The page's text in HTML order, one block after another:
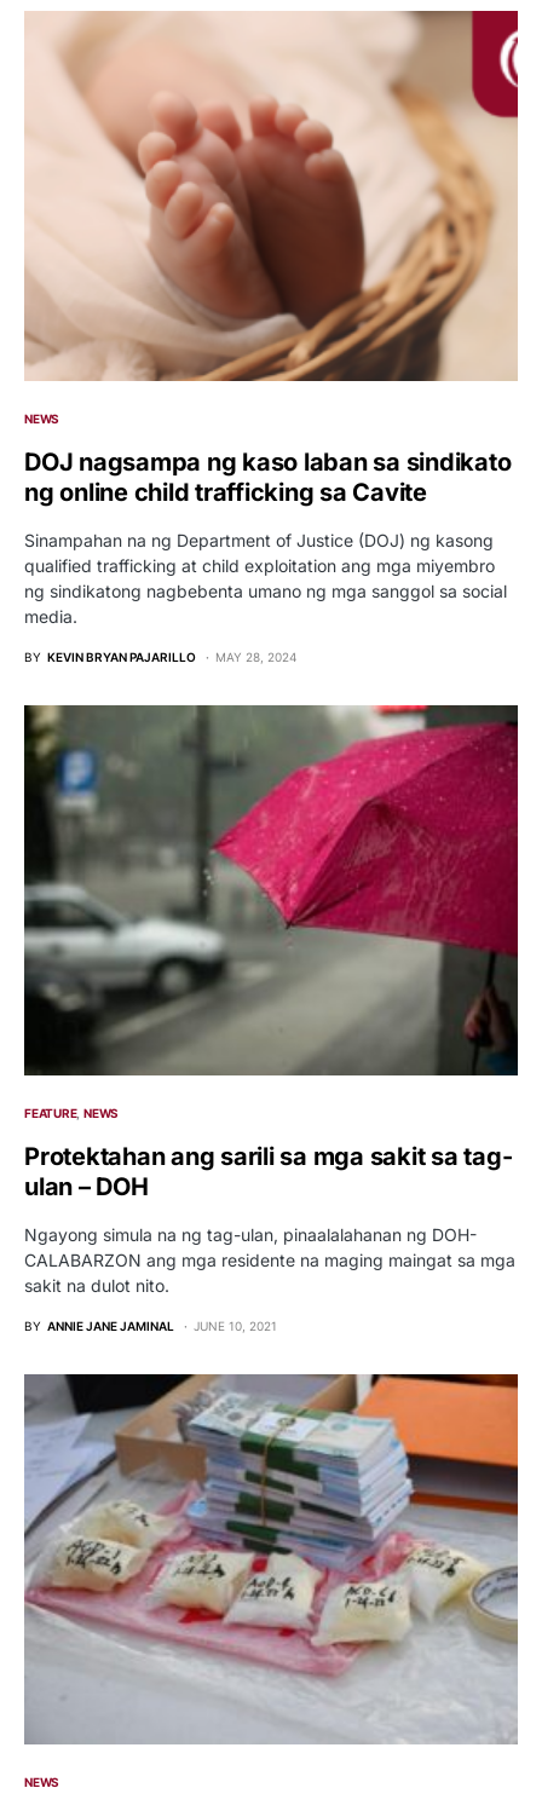
NEWS
DOJ nagsampa ng kaso laban sa sindikato
ng online child trafficking sa Cavite
Sinampahan na ng Department of Justice (DOJ) ng kasong
qualified trafficking at child exploitation ang mga miyembro
ng sindikatong nagbebenta umano ng mga sanggol sa social
media.
BY KEVIN BRYAN PAJARILLO MAY 28, 2024
FEATURE NEWS
Protektahan ang sarili sa mga sakit sa tag-
ulan – DOH
Ngayong simula na ng tag-ulan, pinaalalahanan ng DOH-
CALABARZON ang mga residente na maging maingat sa mga
sakit na dulot nito.
BY ANNIE JANE JAMINAL JUNE 10, 2021
NEWS